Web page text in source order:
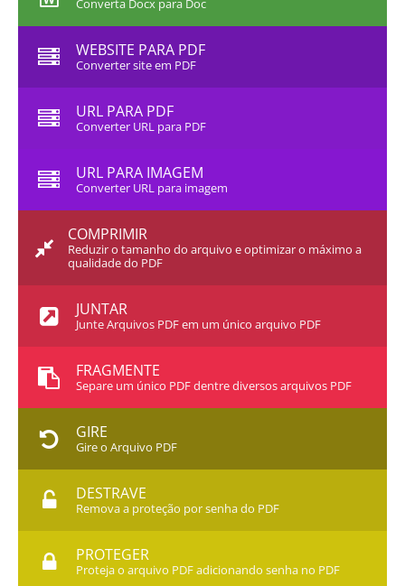
Converta Docx para Doc
WEBSITE PARA PDF
Converter site em PDF
URL PARA PDF
Converter URL para PDF
URL PARA IMAGEM
Converter URL para imagem
COMPRIMIR
Reduzir o tamanho do arquivo e optimizar o máximo a
qualidade do PDF
JUNTAR
Junte Arquivos PDF em um único arquivo PDF
FRAGMENTE
Separe um único PDF dentre diversos arquivos PDF
GIRE
Gire o Arquivo PDF
DESTRAVE
Remova a proteção por senha do PDF
PROTEGER
Proteja o arquivo PDF adicionando senha no PDF